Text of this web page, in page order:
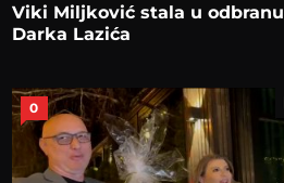
Viki Miljković stala u odbranu
Darka Lazića
0